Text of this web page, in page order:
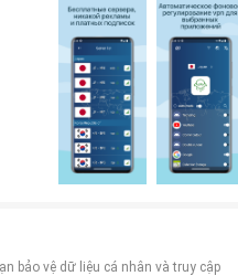
bảo vệ dữ liệu cá nhân và truy cập